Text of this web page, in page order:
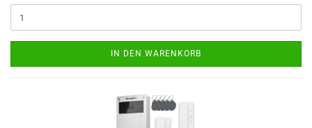
IN DEN WARENKORB